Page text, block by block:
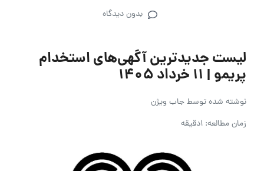
بدون دیدگاه
لیست جدیدترین آگهی‌های استخدام
پریمو | ۱۱ خرداد ۱۴۰۵
نوشته شده توسطجاب ویژن
زمان مطالعه: 1دقیقه